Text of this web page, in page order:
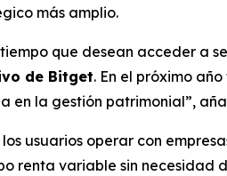
más amplio.
que desean acceder a
de Bitget. En el próximo
en la gestión patrimonial”,
usuarios operar con
renta variable sin necesidad